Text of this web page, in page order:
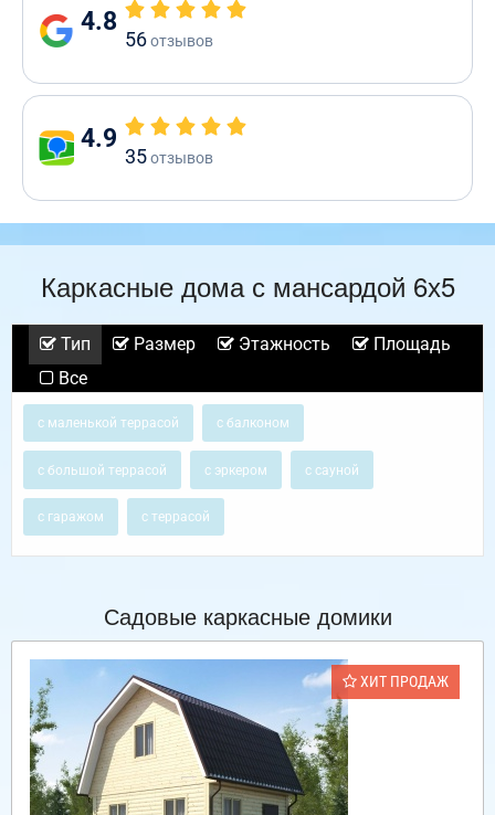
4.8
56отзывов
4.9
35отзывов
Каркасные дома с мансардой 6х5
Тип Размер Этажность
Площадь
Все
с маленькой террасой с балконом
с большой террасой с эркером с сауной
с гаражом с террасой
Садовые каркасные домики
ХИТ ПРОДАЖ